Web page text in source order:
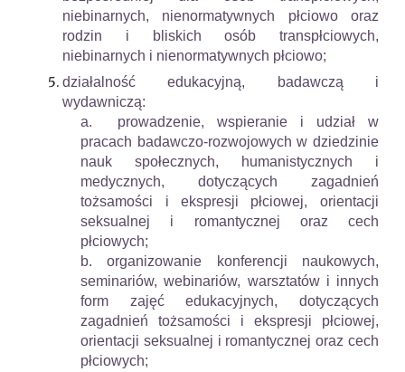
niebinarnych, nienormatywnych płciowo oraz
rodzin i bliskich osób transpłciowych,
niebinarnych i nienormatywnych płciowo;
działalność edukacyjną, badawczą i
wydawniczą:
a. prowadzenie, wspieranie i udział w
pracach badawczo-rozwojowych w dziedzinie
nauk społecznych, humanistycznych i
medycznych, dotyczących zagadnień
tożsamości i ekspresji płciowej, orientacji
seksualnej i romantycznej oraz cech
płciowych;
b. organizowanie konferencji naukowych,
seminariów, webinariów, warsztatów i innych
form zajęć edukacyjnych, dotyczących
zagadnień tożsamości i ekspresji płciowej,
orientacji seksualnej i romantycznej oraz cech
płciowych;